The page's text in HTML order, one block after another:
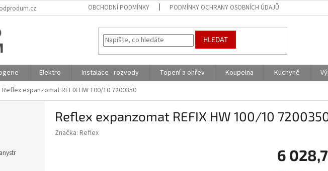
OBCHODNÍ PODMÍNKY PODMÍNKY OCHRANY OSOBNÍCH ÚDAJŮ
HLEDAT
Elektro Instalace - rozvody Topení a ohřev Koupelna Kuchyně
Reflex expanzomat REFIX HW 100/10 7200350
Reflex expanzomat REFIX HW 100/10
Značka: Reflex
6